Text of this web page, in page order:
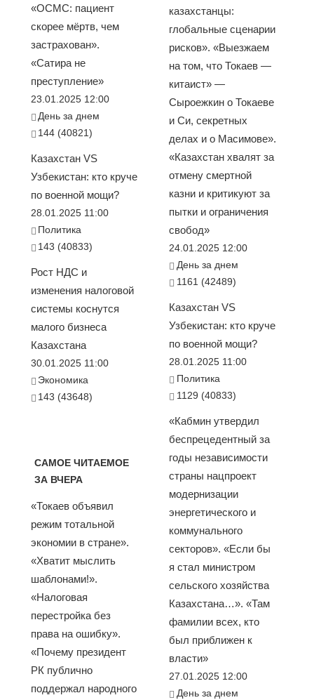
«ОСМС: пациент
скорее мёртв, чем
застрахован».
«Сатира не
преступление»
23.01.2025 12:00
День за днем
144 (40821)
Казахстан VS
Узбекистан: кто круче
по военной мощи?
28.01.2025 11:00
Политика
143 (40833)
Рост НДС и
изменения налоговой
системы коснутся
малого бизнеса
Казахстана
30.01.2025 11:00
Экономика
143 (43648)
САМОЕ ЧИТАЕМОЕ
ЗА ВЧЕРА
«Токаев объявил
режим тотальной
экономии в стране».
«Хватит мыслить
шаблонами!».
«Налоговая
перестройка без
права на ошибку».
«Почему президент
РК публично
поддержал народного
казахстанцы:
глобальные сценарии
рисков». «Выезжаем
на том, что Токаев —
китаист» —
Сыроежкин о Токаеве
и Си, секретных
делах и о Масимове».
«Казахстан хвалят за
отмену смертной
казни и критикуют за
пытки и ограничения
свобод»
24.01.2025 12:00
День за днем
1161 (42489)
Казахстан VS
Узбекистан: кто круче
по военной мощи?
28.01.2025 11:00
Политика
1129 (40833)
«Кабмин утвердил
беспрецедентный за
годы независимости
страны нацпроект
модернизации
энергетического и
коммунального
секторов». «Если бы
я стал министром
сельского хозяйства
Казахстана…». «Там
фамилии всех, кто
был приближен к
власти»
27.01.2025 12:00
День за днем